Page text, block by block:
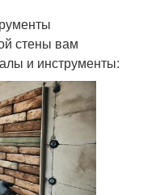
стены вам
и инструменты: